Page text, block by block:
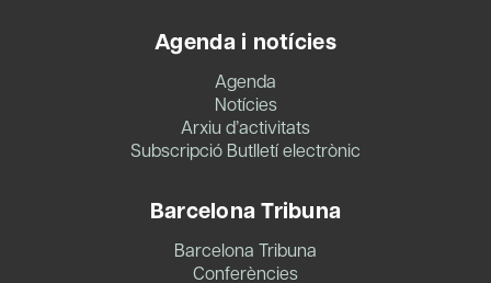
Agenda i notícies
Agenda
Notícies
Arxiu d’activitats
Subscripció Butlletí electrònic
Barcelona Tribuna
Barcelona Tribuna
Conferències